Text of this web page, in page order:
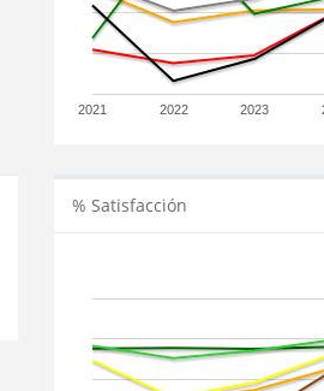
2021 2022 2023
% Satisfacción